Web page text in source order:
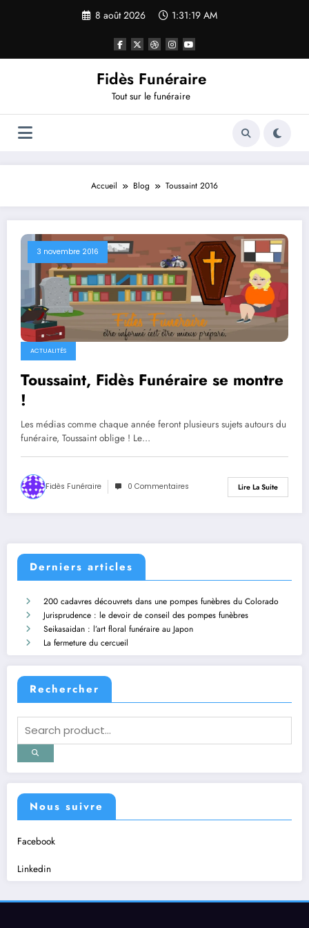
8 août 2026 1:31:19 AM
Fidès Funéraire
Tout sur le funéraire
Accueil Blog Toussaint 2016
3 novembre 2016
ACTUALITÉS
Toussaint, Fidès Funéraire se montre
!
Les médias comme chaque année feront plusieurs sujets autours du
funéraire, Toussaint oblige ! Le…
Fidès Funéraire 0 Commentaires Lire La Suite
Derniers articles
200 cadavres découvrets dans une pompes funèbres du Colorado
Jurisprudence : le devoir de conseil des pompes funèbres
Seikasaidan : l’art floral funéraire au Japon
La fermeture du cercueil
Rechercher
Nous suivre
Facebook
Linkedin